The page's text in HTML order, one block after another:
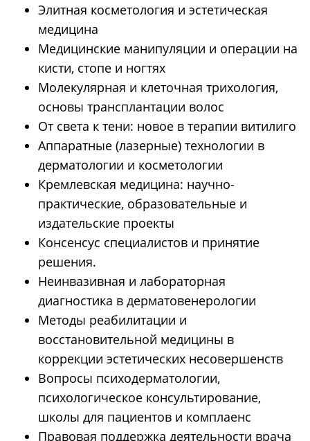
Элитная косметология и эстетическая
медицина
Медицинские манипуляции и операции на
кисти, стопе и ногтях
Молекулярная и клеточная трихология,
основы трансплантации волос
От света к тени: новое в терапии витилиго
Аппаратные (лазерные) технологии в
дерматологии и косметологии
Кремлевская медицина: научно-
практические, образовательные и
издательские проекты
Консенсус специалистов и принятие
решения.
Неинвазивная и лабораторная
диагностика в дерматовенерологии
Методы реабилитации и
восстановительной медицины в
коррекции эстетических несовершенств
Вопросы психодерматологии,
психологическое консультирование,
школы для пациентов и комплаенс
Правовая поддержка деятельности врача